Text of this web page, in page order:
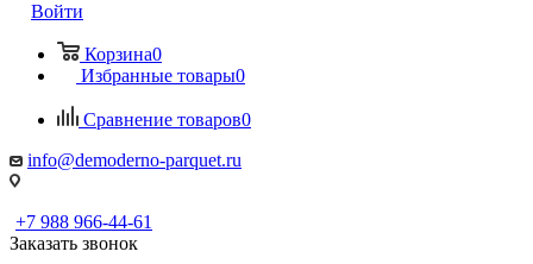
Войти
Корзина0
Избранные товары0
Сравнение товаров0
info@demoderno-parquet.ru
+7 988 966-44-61
Заказать звонок